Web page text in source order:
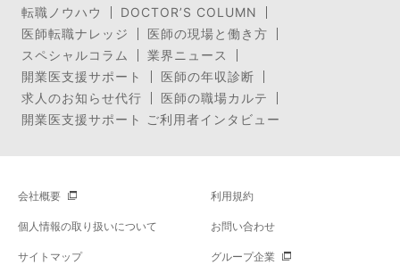
転職ノウハウ
DOCTOR’S COLUMN
医師転職ナレッジ
医師の現場と働き方
スペシャルコラム
業界ニュース
開業医支援サポート
医師の年収診断
求人のお知らせ代行
医師の職場カルテ
開業医支援サポート ご利用者インタビュー
会社概要 利用規約
個人情報の取り扱いについて お問い合わせ
サイトマップ グループ企業